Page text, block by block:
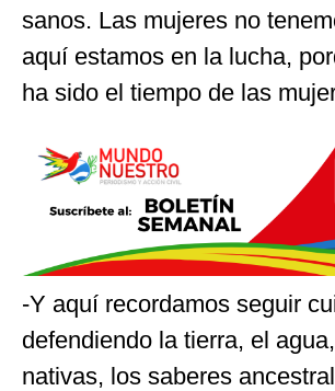
sanos. Las mujeres no
aquí estamos en la lucha,
ha sido el tiempo de las
-Y aquí recordamos seguir
defendiendo la tierra, el
nativas, los saberes